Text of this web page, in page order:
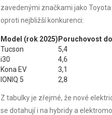
zavedenými značkami jako
oproti nejbližší konkurenci:
Model (rok 2025)Poruchovost do
Tucson
5,4
i30
4,6
Kona EV
3,1
IONIQ 5
2,8
Z tabulky je zřejmé, že nové
se dotahují i na hybridy a